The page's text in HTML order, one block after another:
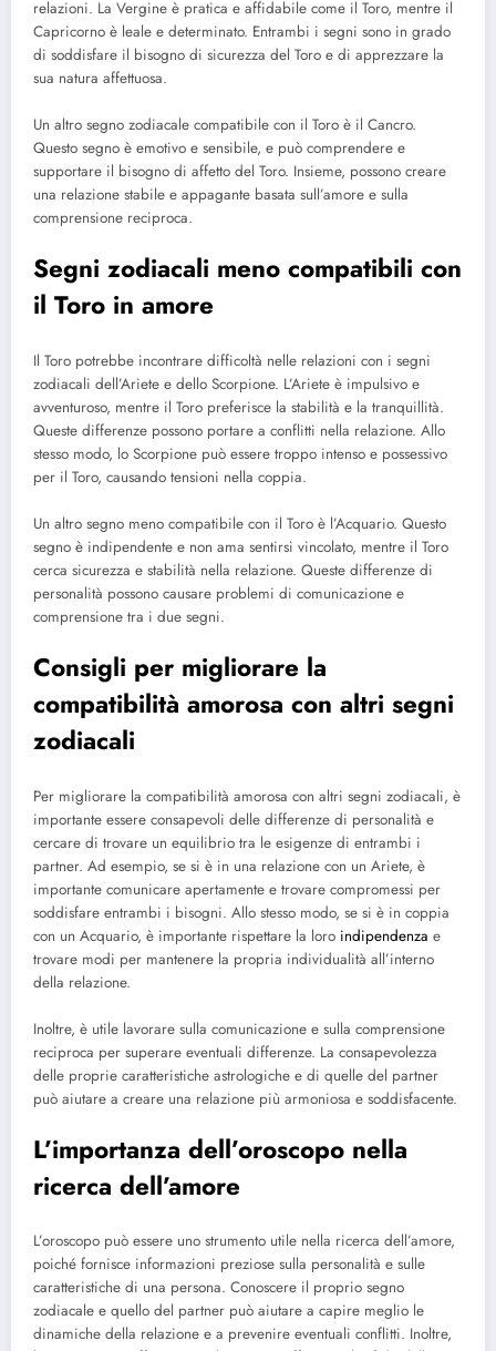
relazioni. La Vergine è pratica e affidabile come il Toro, mentre il
Capricorno è leale e determinato. Entrambi i segni sono in grado
di soddisfare il bisogno di sicurezza del Toro e di apprezzare la
sua natura affettuosa.
Un altro segno zodiacale compatibile con il Toro è il Cancro.
Questo segno è emotivo e sensibile, e può comprendere e
supportare il bisogno di affetto del Toro. Insieme, possono creare
una relazione stabile e appagante basata sull’amore e sulla
comprensione reciproca.
Segni zodiacali meno compatibili con
il Toro in amore
Il Toro potrebbe incontrare difficoltà nelle relazioni con i segni
zodiacali dell’Ariete e dello Scorpione. L’Ariete è impulsivo e
avventuroso, mentre il Toro preferisce la stabilità e la tranquillità.
Queste differenze possono portare a conflitti nella relazione. Allo
stesso modo, lo Scorpione può essere troppo intenso e possessivo
per il Toro, causando tensioni nella coppia.
Un altro segno meno compatibile con il Toro è l’Acquario. Questo
segno è indipendente e non ama sentirsi vincolato, mentre il Toro
cerca sicurezza e stabilità nella relazione. Queste differenze di
personalità possono causare problemi di comunicazione e
comprensione tra i due segni.
Consigli per migliorare la
compatibilità amorosa con altri segni
zodiacali
Per migliorare la compatibilità amorosa con altri segni zodiacali, è
importante essere consapevoli delle differenze di personalità e
cercare di trovare un equilibrio tra le esigenze di entrambi i
partner. Ad esempio, se si è in una relazione con un Ariete, è
importante comunicare apertamente e trovare compromessi per
soddisfare entrambi i bisogni. Allo stesso modo, se si è in coppia
con un Acquario, è importante rispettare la loro indipendenza e
trovare modi per mantenere la propria individualità all’interno
della relazione.
Inoltre, è utile lavorare sulla comunicazione e sulla comprensione
reciproca per superare eventuali differenze. La consapevolezza
delle proprie caratteristiche astrologiche e di quelle del partner
può aiutare a creare una relazione più armoniosa e soddisfacente.
L’importanza dell’oroscopo nella
ricerca dell’amore
L’oroscopo può essere uno strumento utile nella ricerca dell’amore,
poiché fornisce informazioni preziose sulla personalità e sulle
caratteristiche di una persona. Conoscere il proprio segno
zodiacale e quello del partner può aiutare a capire meglio le
dinamiche della relazione e a prevenire eventuali conflitti. Inoltre,